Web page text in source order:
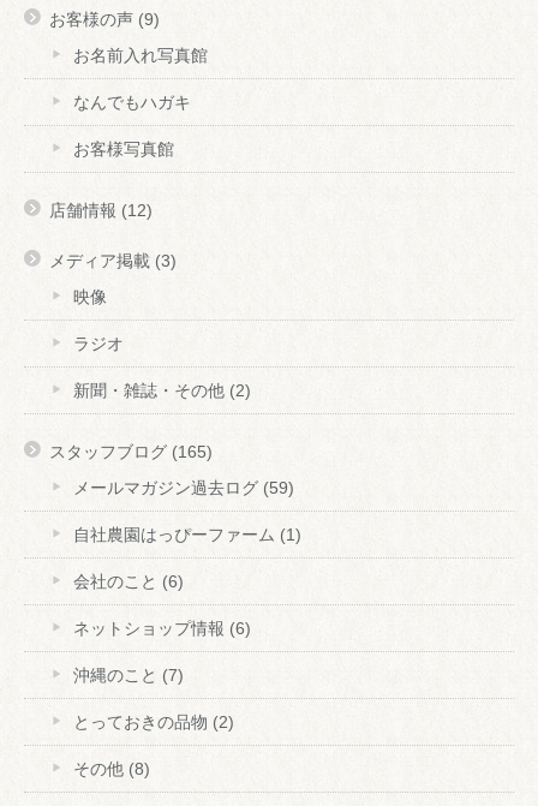
お客様の声 (9)
お名前入れ写真館
なんでもハガキ
お客様写真館
店舗情報 (12)
メディア掲載 (3)
映像
ラジオ
新聞・雑誌・その他 (2)
スタッフブログ (165)
メールマガジン過去ログ (59)
自社農園はっぴーファーム (1)
会社のこと (6)
ネットショップ情報 (6)
沖縄のこと (7)
とっておきの品物 (2)
その他 (8)